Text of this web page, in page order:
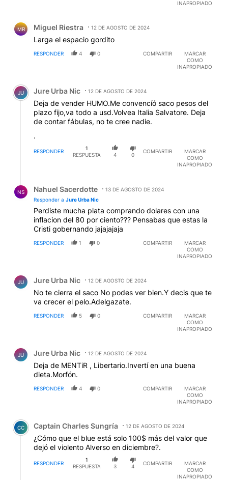
INAPROPIADO
MR Miguel Riestra 12 DE AGOSTO DE 2024
Larga el espacio gordito
RESPONDER 4 0 COMPARTIR
MARCAR
COMO
INAPROPIADO
Comentario de Jure Urba Nic.
JU Jure Urba Nic 12 DE AGOSTO DE 2024
Deja de vender HUMO.Me convencíó saco pesos del
plazo fijo,va todo a usd.Volvea Italia Salvatore. Deja
de contar fábulas, no te cree nadie.
.
RESPONDER
1
RESPUESTA
4 0
COMPARTIR
MARCAR
COMO
INAPROPIADO
NS Nahuel Sacerdotte
13 DE AGOSTO DE 2024
Responder a Jure Urba Nic
Perdiste mucha plata comprando dolares con una
inflacion del 80 por ciento??? Pensabas que estas la
Cristi gobernando jajajajaja
RESPONDER 1 0 COMPARTIR
MARCAR
COMO
INAPROPIADO
JU Jure Urba Nic 12 DE AGOSTO DE 2024
No te cierra el saco No podes ver bien.Y decis que te
va crecer el pelo.Adelgazate.
RESPONDER 5 0 COMPARTIR
MARCAR
COMO
INAPROPIADO
JU Jure Urba Nic 12 DE AGOSTO DE 2024
Deja de MENTiR , Libertario.Invertí en una buena
dieta.Morfón.
RESPONDER 4 0 COMPARTIR
MARCAR
COMO
INAPROPIADO
Comentario de Captain Charles Sungría.
CC Captain Charles Sungría 12 DE AGOSTO DE 2024
¿Cómo que el blue está solo 100$ más del valor que
dejó el violento Alverso en diciembre?.
RESPONDER
1
RESPUESTA
3 4
COMPARTIR
MARCAR
COMO
INAPROPIADO